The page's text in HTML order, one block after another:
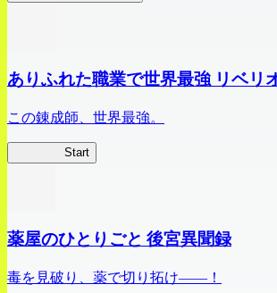
ありふれた職業で世界最強 リベリ
この錬成師、世界最強。
Start
薬屋のひとりごと 後宮異聞録
毒を見破り、薬で切り拓け――！